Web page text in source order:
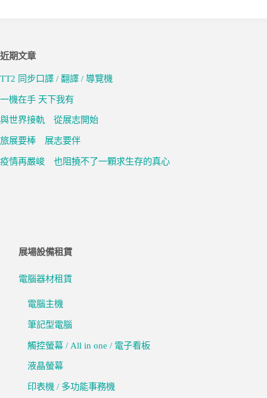
近期文章
TT2 同步口譯 / 翻譯 / 導覽機
一機在手 天下我有
與世界接軌 從展志開始
旅展要棒 展志要伴
疫情再嚴峻 也阻撓不了一顆求生存的真心
展場設備租賃
電腦器材租賃
電腦主機
筆記型電腦
觸控螢幕 / All in one / 電子看板
液晶螢幕
印表機 / 多功能事務機